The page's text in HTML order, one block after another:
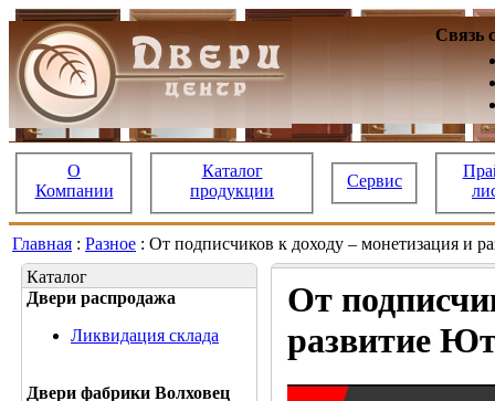
Связь
О
Компании
Каталог
продукции
Сервис
Главная : Разное : От подписчиков к доходу – монетизация и
Каталог
Двери распродажа
Ликвидация склада
Двери фабрики Волховец
От
развитие